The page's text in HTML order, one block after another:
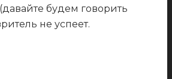
будем говорить
не успеет.